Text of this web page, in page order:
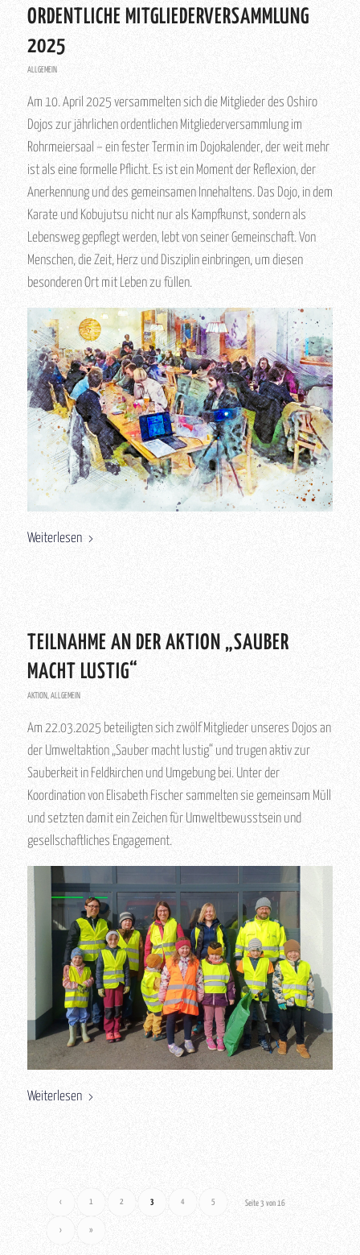
ORDENTLICHE MITGLIEDERVERSAMMLUNG
2025
ALLGEMEIN
Am 10. April 2025 versammelten sich die Mitglieder des Oshiro
Dojos zur jährlichen ordentlichen Mitgliederversammlung im
Rohrmeiersaal – ein fester Termin im Dojokalender, der weit mehr
ist als eine formelle Pflicht. Es ist ein Moment der Reflexion, der
Anerkennung und des gemeinsamen Innehaltens. Das Dojo, in dem
Karate und Kobujutsu nicht nur als Kampfkunst, sondern als
Lebensweg gepflegt werden, lebt von seiner Gemeinschaft. Von
Menschen, die Zeit, Herz und Disziplin einbringen, um diesen
besonderen Ort mit Leben zu füllen.
Weiterlesen
TEILNAHME AN DER AKTION „SAUBER
MACHT LUSTIG“
AKTION, ALLGEMEIN
Am 22.03.2025 beteiligten sich zwölf Mitglieder unseres Dojos an
der Umweltaktion „Sauber macht lustig“ und trugen aktiv zur
Sauberkeit in Feldkirchen und Umgebung bei. Unter der
Koordination von Elisabeth Fischer sammelten sie gemeinsam Müll
und setzten damit ein Zeichen für Umweltbewusstsein und
gesellschaftliches Engagement.
Weiterlesen
Seite 3 von 16
‹ 1 2 3 4 5
› »